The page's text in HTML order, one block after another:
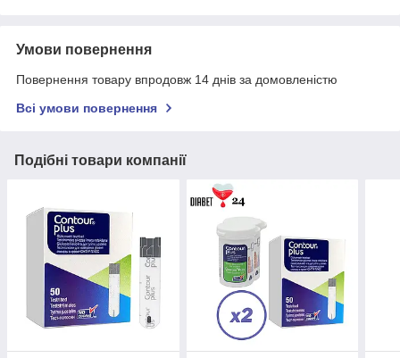
Умови повернення
Повернення товару впродовж 14 днів за домовленістю
Всі умови повернення
Подібні товари компанії